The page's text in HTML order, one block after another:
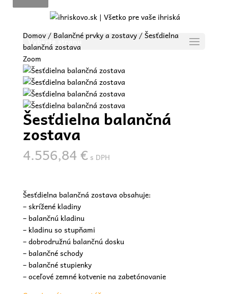
Vyberte stranu
Domov/ Balančné prvky a zostavy/ Šesťdielna
balančná zostava
Zoom
Šesťdielna balančná
zostava
4.556,84€ s DPH
Šesťdielna balančná zostava obsahuje:
– skrížené kladiny
– balančnú kladinu
– kladinu so stupňami
– dobrodružnú balančnú dosku
– balančné schody
– balančné stupienky
– oceľové zemné kotvenie na zabetónovanie